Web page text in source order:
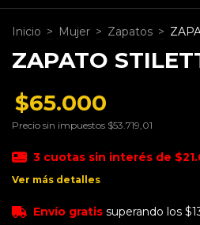
Inicio > Mujer > Zapatos >
ZAPATO
$65.000
Precio sin impuestos $53.719,01
3 cuotas sin interés de
Ver más detalles
Envío gratis superando los